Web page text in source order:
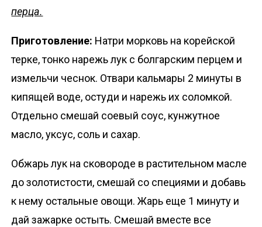
перца.
Приготовление: Натри морковь на корейской
терке, тонко нарежь лук с болгарским перцем и
измельчи чеснок. Отвари кальмары 2 минуты в
кипящей воде, остуди и нарежь их соломкой.
Отдельно смешай соевый соус, кунжутное
масло, уксус, соль и сахар.
Обжарь лук на сковороде в растительном масле
до золотистости, смешай со специями и добавь
к нему остальные овощи. Жарь еще 1 минуту и
дай зажарке остыть. Смешай вместе все